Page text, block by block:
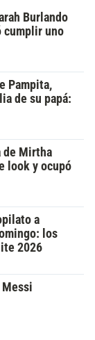
Burlando
cumplir uno
Pampita,
de su papá:
de Mirtha
look y ocupó
a
los
2026